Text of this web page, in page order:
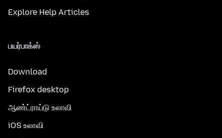
Explore Help Articles
பயர்பாக்ஸ்
Download
Firefox desktop
ஆண்ட்ராய்டு உலாவி
iOS உலாவி